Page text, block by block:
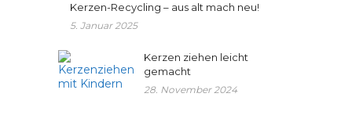
Kerzen-Recycling – aus alt mach neu!
5. Januar 2025
Kerzen ziehen leicht
gemacht
28. November 2024